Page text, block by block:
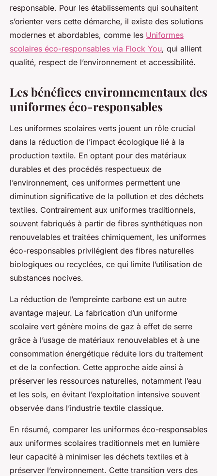
responsable. Pour les établissements qui souhaitent
s’orienter vers cette démarche, il existe des solutions
modernes et abordables, comme les Uniformes
scolaires éco-responsables via Flock You, qui allient
qualité, respect de l’environnement et accessibilité.
Les bénéfices environnementaux des
uniformes éco-responsables
Les uniformes scolaires verts jouent un rôle crucial
dans la réduction de l’impact écologique lié à la
production textile. En optant pour des matériaux
durables et des procédés respectueux de
l’environnement, ces uniformes permettent une
diminution significative de la pollution et des déchets
textiles. Contrairement aux uniformes traditionnels,
souvent fabriqués à partir de fibres synthétiques non
renouvelables et traitées chimiquement, les uniformes
éco-responsables privilégient des fibres naturelles
biologiques ou recyclées, ce qui limite l’utilisation de
substances nocives.
La réduction de l’empreinte carbone est un autre
avantage majeur. La fabrication d’un uniforme
scolaire vert génère moins de gaz à effet de serre
grâce à l’usage de matériaux renouvelables et à une
consommation énergétique réduite lors du traitement
et de la confection. Cette approche aide ainsi à
préserver les ressources naturelles, notamment l’eau
et les sols, en évitant l’exploitation intensive souvent
observée dans l’industrie textile classique.
En résumé, comparer les uniformes éco-responsables
aux uniformes scolaires traditionnels met en lumière
leur capacité à minimiser les déchets textiles et à
préserver l’environnement. Cette transition vers des